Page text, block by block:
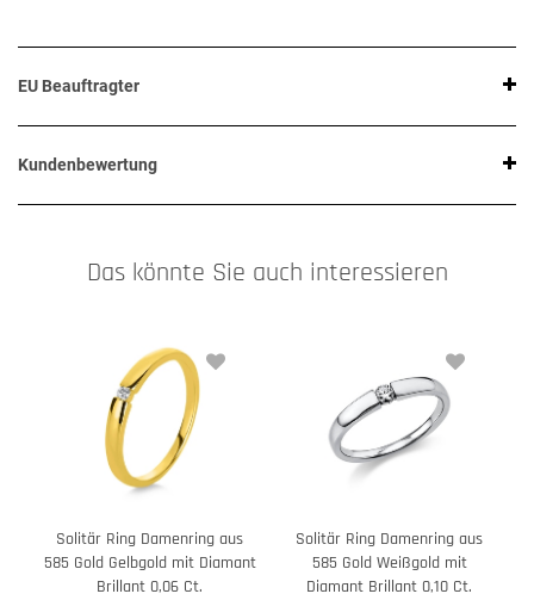
EU Beauftragter
Kundenbewertung
Das könnte Sie auch interessieren
Solitär Ring Damenring aus
585 Gold Gelbgold mit Diamant
Brillant 0,06 Ct.
Solitär Ring Damenring aus
585 Gold Weißgold mit
Diamant Brillant 0,10 Ct.